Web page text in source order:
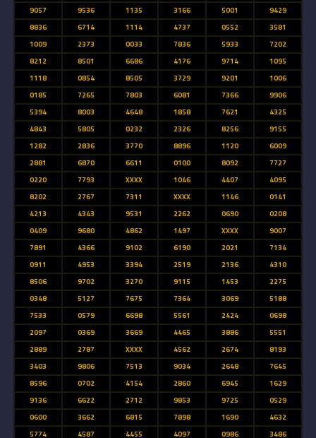
9057
9536 1135 3166 5001
9429
8836
6714 1114 4737 0552
3581
1009
2373 0033 7836 5933
7202
8212
8501 6686 4176 9714
1095
1118
0854 8505 3729 9201
1006
0185
7265 7803 6081 7366
9906
5394
8003 4648 1858 7621
4325
4843
5805 0232 2326 8256
9155
1282
2836 3770 8896 1120
6009
2881
6870 6611 0100 8092
7727
0220
7793 XXXX 1046 4407
4095
8202
2767 7311 XXXX 1146
0141
4213
4343 9531 2262 0690
0208
0409
9680 4862 1497 XXXX
9007
7891
4366 9102 6190 2021
7134
0911
4953 3394 2519 2136
4310
8506
9702 3270 9115 1453
2275
0348
5127 7675 7364 3069
5188
7533
0579 6698 5561 2424
0698
2097
0369 3669 4465 3886
5551
2889
2787 XXXX 4562 2674
8193
3403
9806 7513 9034 2648
7645
8596
0702 4154 2860 6945
1629
9136
6622 2712 9853 9725
0529
0600
3662 6815 7898 1690
4632
5774
4587 4455 4097 0986 3486